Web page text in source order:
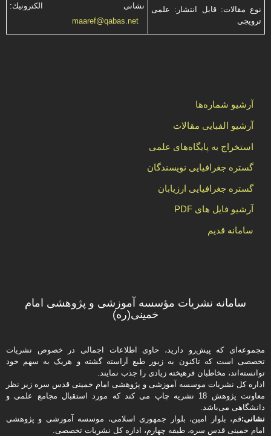
نوع مقالات: قابل انتشار: علمی
ترویجی
نشانی الكترونیك:
maaref@qabas.net
آرشیو شماره‌ها
آرشیو الفبایی مقالات
استخراج به پایگاه‌های علمی
گستره جغرافیایی نویسندگان
گستره جغرافیایی ارزیابان
آرشیو فایل های PDF
سامانه قدیم
سامانه نشریات مؤسسه آموزشی و پژوهشی امام
خمینی(ره)
مجموعه‌ای که پیش‌رو دارید،‌ حاوی اطلاعات اجمالی در خصوص نشریات
تخصصی است که تاکنون به زیور طبع آراسته گشته و هریک به سهم خود
توانسته‌اند، مخاطبان فرهیخته‌ زیادی را جذب نمایند.
اداره كل نشریات موسسه آموزشی و پژوهشی امام خمینی قدس سره زیر نظر
معاونت پژوهش 18 نشریه چاپ می کند که مورد استقبال مجامع علمی و
دانشگاهی می‌باشد.
نشانی:قم، بلوار امین، بلوار جمهوری اسلامی، موسسه آموزشی و پژوهشی
امام خمینی قدس سره، طبقه چهارم، اداره كل نشریات تخصصی.